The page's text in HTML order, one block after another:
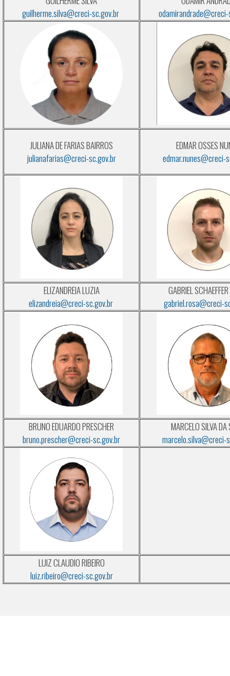
guilherme.silva@creci-sc.gov.br
JULIANA DE FARIAS BAIRROS
julianafarias@creci-sc.gov.br
EDMAR OSSES
edmar.nunes@creci-
ELIZANDREIA LUZIA
elizandreia@creci-sc.gov.br
GABRIEL
gabriel.rosa@creci-
BRUNO EDUARDO PRESCHER
bruno.prescher@creci-sc.gov.br
MARCELO SILVA DA
marcelo.silva@creci-
LUIZ CLAUDIO RIBEIRO
luiz.ribeiro@creci-sc.gov.br